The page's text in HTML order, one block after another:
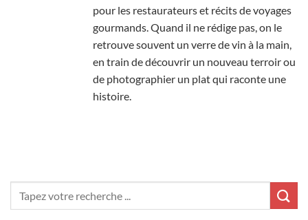
pour les restaurateurs et récits de voyages
gourmands. Quand il ne rédige pas, on le
retrouve souvent un verre de vin à la main,
en train de découvrir un nouveau terroir ou
de photographier un plat qui raconte une
histoire.